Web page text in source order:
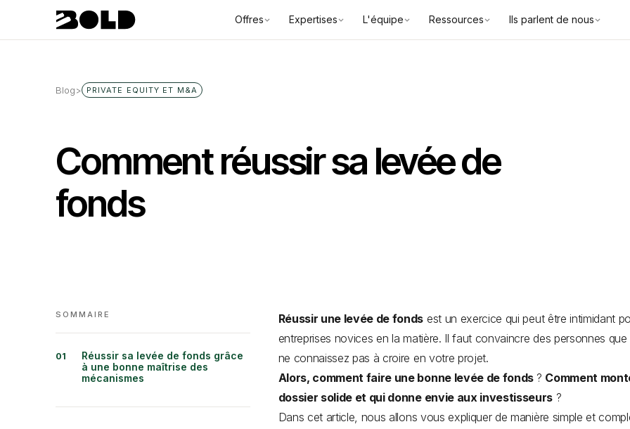
Offres Expertises L'équipe Ressources Ils parlent de nous
Blog> PRIVATE EQUITY ET M&A
Comment réussir sa levée de
fonds
SOMMAIRE
Réussir sa levée de fonds grâce
à une bonne maîtrise des
mécanismes
Réussir une levée de fonds est un exercice qui peut être intimidant
entreprises novices en la matière. Il faut convaincre des personnes
ne connaissez pas à croire en votre projet.
Alors, comment faire une bonne levée de fonds ? Comment
dossier solide et qui donne envie aux investisseurs ?
Dans cet article, nous allons vous expliquer de manière simple et